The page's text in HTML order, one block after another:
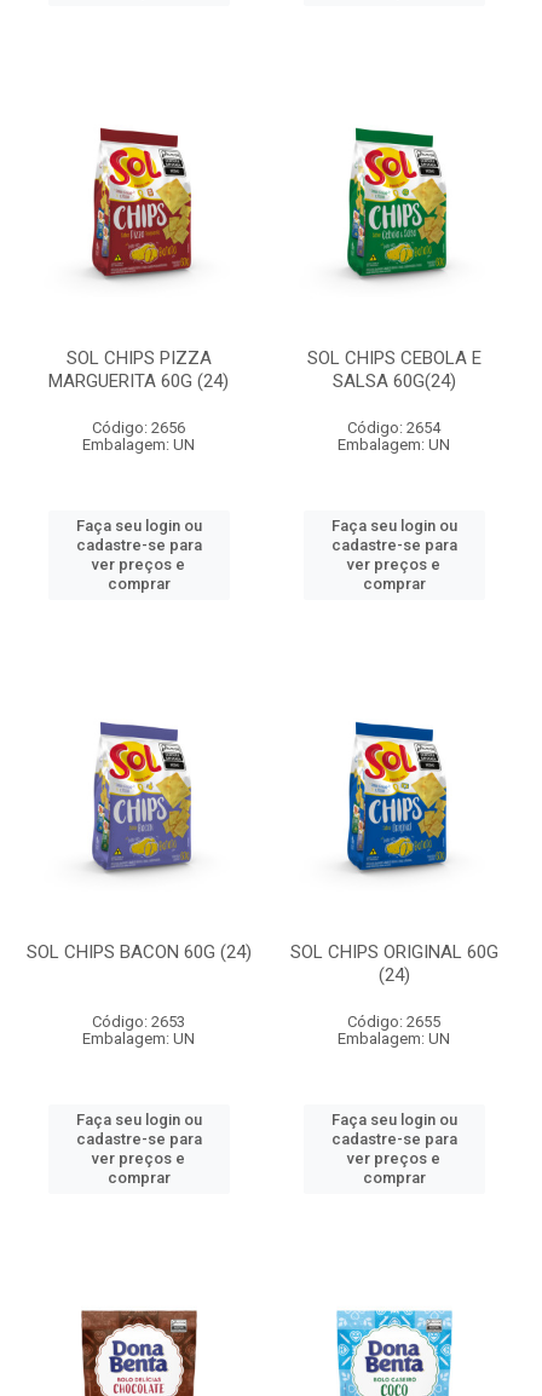
SOL CHIPS PIZZA
MARGUERITA 60G (24)
Código: 2656
Embalagem: UN
Faça seu login ou
cadastre-se para
ver preços e
comprar
SOL CHIPS CEBOLA E
SALSA 60G(24)
Código: 2654
Embalagem: UN
Faça seu login ou
cadastre-se para
ver preços e
comprar
SOL CHIPS BACON 60G (24)
Código: 2653
Embalagem: UN
Faça seu login ou
cadastre-se para
ver preços e
comprar
SOL CHIPS ORIGINAL 60G
(24)
Código: 2655
Embalagem: UN
Faça seu login ou
cadastre-se para
ver preços e
comprar